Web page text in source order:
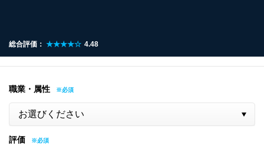
総合評価： ★★★★☆ 4.48
職業・属性
評価